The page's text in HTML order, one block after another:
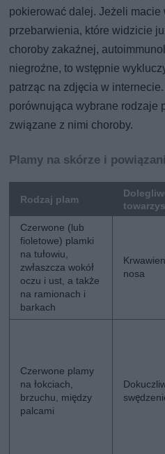
pokierować dalej. Jeżeli
przebarwienia, które widzicie
choroby zakaźnej,
niegroźne, to wstępnie
patrząc na zdjęcia w
porównująca wybrane rodzaje
związane z nimi choroby.
Plamy na skórze i
Rodzaj plam
Czerwone (lub
fioletowe) plamki
na tułowiu,
zwłaszcza wokół
oczu i ust, a także
na ramionach i
barkach
nosa
Czerwone plamy
na łokciach,
brzuchu, między
palcami